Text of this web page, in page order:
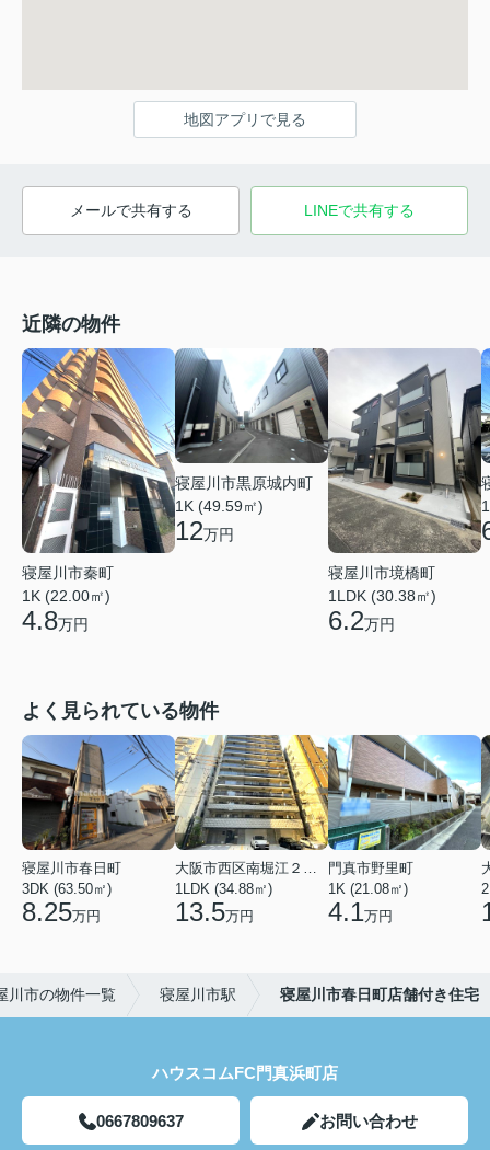
地図アプリで見る
メールで共有する LINEで共有する
近隣の物件
寝屋川市秦町
1K (22.00㎡)
4.8万円
寝屋川市黒原城内町
1K (49.59㎡)
12万円
寝屋川市境橋町
1LDK (30.38㎡)
6.2万円
よく見られている物件
寝屋川市春日町
3DK (63.50㎡)
8.25万円
1LDK (34.88㎡)
13.5万円
門真市野里町
1K (21.08㎡)
4.1万円
川市の物件一覧 寝屋川市駅 寝屋川市春日町店舗付き住宅
ハウスコムFC門真浜町店
0667809637 お問い合わせ